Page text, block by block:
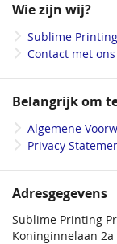
nieuwsbrief
Wie zijn wij?
Sublime
Contact met
Belangrijk om
Algemene
Privacy
Adresgegevens
Sublime Printing
Koninginnelaan 2a